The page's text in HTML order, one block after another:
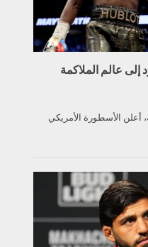
إلى عالم الملاكمة
أعلن الأسطورة الأمريكي